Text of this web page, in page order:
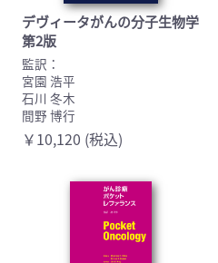
デヴィータがんの分子生物学
第2版
監訳：
宮園 浩平
石川 冬木
間野 博行
￥10,120 (税込)